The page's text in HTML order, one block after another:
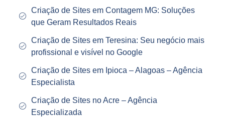
Criação de Sites em Contagem MG: Soluções
que Geram Resultados Reais
Criação de Sites em Teresina: Seu negócio mais
profissional e visível no Google
Criação de Sites em Ipioca – Alagoas – Agência
Especialista
Criação de Sites no Acre – Agência
Especializada